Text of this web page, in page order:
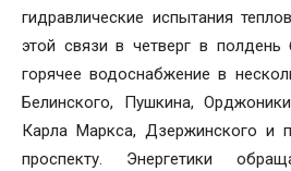
гидравлические испытания
этой связи в четверг в полдень
горячее водоснабжение в
Белинского, Пушкина,
Карла Маркса, Дзержинского и
проспекту. Энергетики